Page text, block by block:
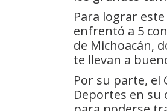
Para lograr
enfrentó a 5
de Michoacán,
te llevan a
Por su parte, el
Deportes en su